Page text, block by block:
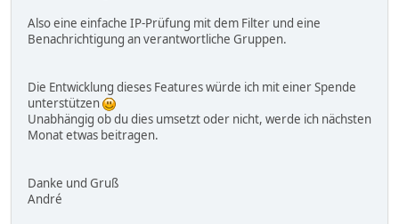
Also eine einfache IP-Prüfung mit dem Filter und eine
Benachrichtigung an verantwortliche Gruppen.
Die Entwicklung dieses Features würde ich mit einer Spende
unterstützen
Unabhängig ob du dies umsetzt oder nicht, werde ich nächsten
Monat etwas beitragen.
Danke und Gruß
André